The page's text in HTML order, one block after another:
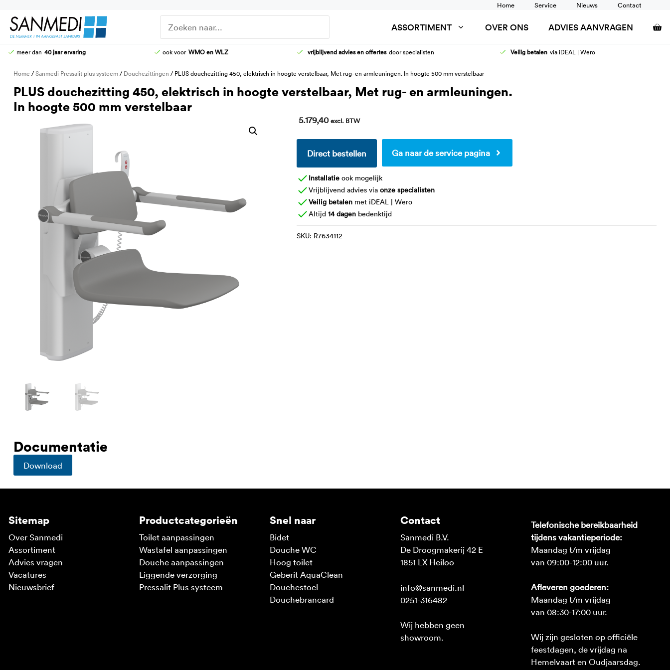
naar
Home Service Nieuws Contact
ASSORTIMENT
HOOG-LAAG TOILETTEN
STOMATOILETTAFEL
AANGEPASTE CLOSETZITTINGEN
KRANEN
DOUCHE-BRANCARDS
KRANEN
WASTAFELS
DOUCHEBRANCARDS
KINDER VERSCHOONTAFELS
OVER ONS ADVIES AANVRAGEN
meer dan 40 jaar ervaring ook voor WMO en WLZ vrijblijvend advies en offertes door specialisten Veilig betalen via iDEAL | Wero
Home /Sanmedi Pressalit plus systeem/ Douchezittingen / PLUS douchezitting 450, elektrisch in hoogte verstelbaar, Met rug- en armleuningen. In hoogte 500 mm verstelbaar
PLUS douchezitting 450, elektrisch in hoogte verstelbaar, Met rug- en armleuningen.
In hoogte 500 mm verstelbaar
5.179,40 excl. BTW
Direct bestellen Ga naar de service pagina
Installatieook mogelijk
Vrijblijvend advies via onze specialisten
Veilig betalenmet iDEAL | Wero
Altijd 14 dagenbedenktijd
SKU: R7634112
Documentatie
Download
Sitemap
Over Sanmedi
Assortiment
Advies vragen
Vacatures
Nieuwsbrief
Productcategorieën
Toilet aanpassingen
Wastafel aanpassingen
Douche aanpassingen
Liggende verzorging
Pressalit Plus systeem
Snel naar
Bidet
Douche WC
Hoog toilet
Geberit AquaClean
Douchestoel
Douchebrancard
Contact
Sanmedi B.V.
De Droogmakerij 42 E
1851 LX Heiloo
info@sanmedi.nl
0251-316482
Wij hebben geen
showroom.
Telefonische bereikbaarheid
tijdens vakantieperiode:
Maandag t/m vrijdag
van 09:00-12:00 uur.
Afleveren goederen:
Maandag t/m vrijdag
van 08:30-17:00 uur.
Wij zijn gesloten op officiële
feestdagen, de vrijdag na
Hemelvaart en Oudjaarsdag.